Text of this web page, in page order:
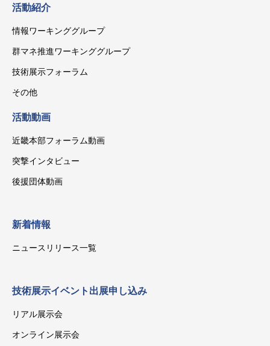
活動紹介
情報ワーキンググループ
群マネ推進ワーキンググループ
技術展示フォーラム
その他
活動動画
近畿本部フォーラム動画
突撃インタビュー
後援団体動画
新着情報
ニュースリリース一覧
技術展示イベント出展申し込み
リアル展示会
オンライン展示会